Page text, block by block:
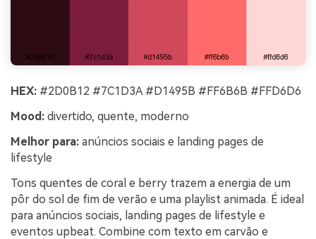
HEX: #2D0B12 #7C1D3A #D1495B #FF6B6B #FFD6D6
Mood: divertido, quente, moderno
Melhor para: anúncios sociais e landing pages de
lifestyle
Tons quentes de coral e berry trazem a energia de um
pôr do sol de fim de verão e uma playlist animada. É ideal
para anúncios sociais, landing pages de lifestyle e
eventos upbeat. Combine com texto em carvão e